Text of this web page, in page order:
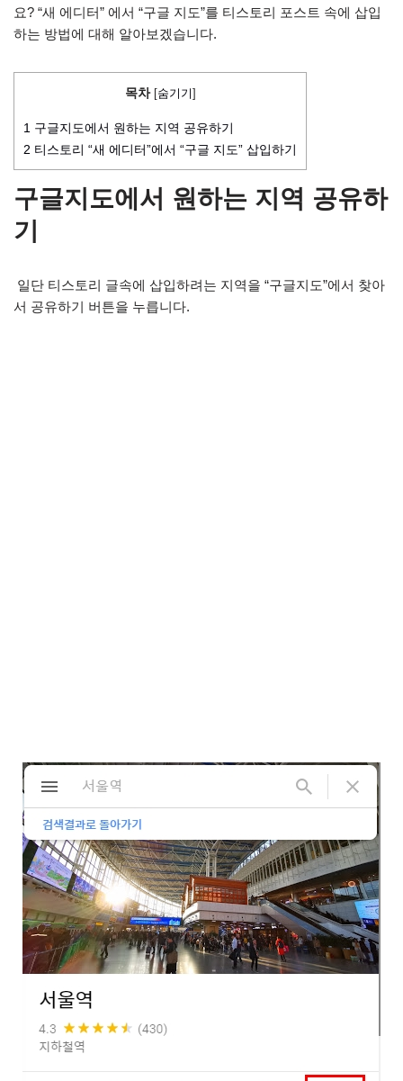
요? “새 에디터” 에서 “구글 지도”를 티스토리 포스트 속에 삽입
하는 방법에 대해 알아보겠습니다.
목차 [숨기기]
1 구글지도에서 원하는 지역 공유하기
2 티스토리 “새 에디터”에서 “구글 지도” 삽입하기
구글지도에서 원하는 지역 공유하
기
일단 티스토리 글속에 삽입하려는 지역을 “구글지도”에서 찾아
서 공유하기 버튼을 누릅니다.